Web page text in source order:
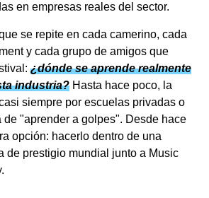
en empresas reales del sector.
se repite en cada camerino, cada
y cada grupo de amigos que
¿dónde se aprende realmente
industria? Hasta hace poco, la
siempre por escuelas privadas o
de "aprender a golpes". Desde hace
opción: hacerlo dentro de una
de prestigio mundial junto a Music